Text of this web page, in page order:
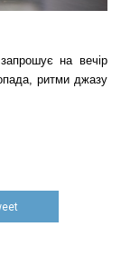
на вечір
ритми джазу